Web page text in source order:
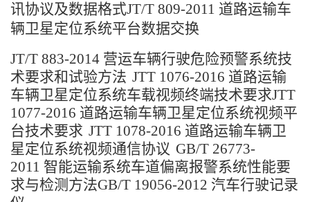
讯协议及数据格式JT/T 809-2011 道路运输车
辆卫星定位系统平台数据交换
JT/T 883-2014 营运车辆行驶危险预警系统技
术要求和试验方法 JTT 1076-2016 道路运输
车辆卫星定位系统车载视频终端技术要求JTT
1077-2016 道路运输车辆卫星定位系统视频平
台技术要求 JTT 1078-2016 道路运输车辆卫
星定位系统视频通信协议 GB/T 26773-
2011 智能运输系统车道偏离报警系统性能要
求与检测方法GB/T 19056-2012 汽车行驶记录